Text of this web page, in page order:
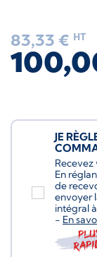
83,33 € HT
JE
En
de
envoyer
intégral
- En